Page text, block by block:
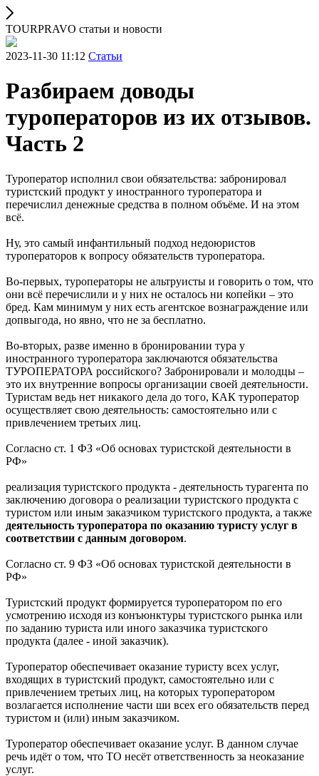
TOURPRAVO статьи и новости
2023-11-30 11:12 Статьи
Разбираем доводы
туроператоров из их отзывов.
Часть 2
Туроператор исполнил свои обязательства: забронировал
туристский продукт у иностранного туроператора и
перечислил денежные средства в полном объёме. И на этом
всё.
Ну, это самый инфантильный подход недоюристов
туроператоров к вопросу обязательств туроператора.
Во-первых, туроператоры не альтруисты и говорить о том, что
они всё перечислили и у них не осталось ни копейки – это
бред. Кам минимум у них есть агентское вознаграждение или
допвыгода, но явно, что не за бесплатно.
Во-вторых, разве именно в бронировании тура у
иностранного туроператора заключаются обязательства
ТУРОПЕРАТОРА российского? Забронировали и молодцы –
это их внутренние вопросы организации своей деятельности.
Туристам ведь нет никакого дела до того, КАК туроператор
осуществляет свою деятельность: самостоятельно или с
привлечением третьих лиц.
Согласно ст. 1 ФЗ «Об основах туристской деятельности в
РФ»
реализация туристского продукта - деятельность турагента по
заключению договора о реализации туристского продукта с
туристом или иным заказчиком туристского продукта, а также
деятельность туроператора по оказанию туристу услуг в
соответствии с данным договором.
Согласно ст. 9 ФЗ «Об основах туристской деятельности в
РФ»
Туристский продукт формируется туроператором по его
усмотрению исходя из конъюнктуры туристского рынка или
по заданию туриста или иного заказчика туристского
продукта (далее - иной заказчик).
Туроператор обеспечивает оказание туристу всех услуг,
входящих в туристский продукт, самостоятельно или с
привлечением третьих лиц, на которых туроператором
возлагается исполнение части ши всех его обязательств перед
туристом и (или) иным заказчиком.
Туроператор обеспечивает оказание услуг. В данном случае
речь идёт о том, что ТО несёт ответственность за неоказание
услуг.